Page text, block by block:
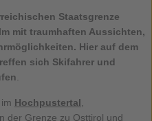
Staatsgrenze
mit traumhaften Aussichten,
Hier auf dem
sich Skifahrer und
Hochpustertal
der Grenze zu Osttirol und